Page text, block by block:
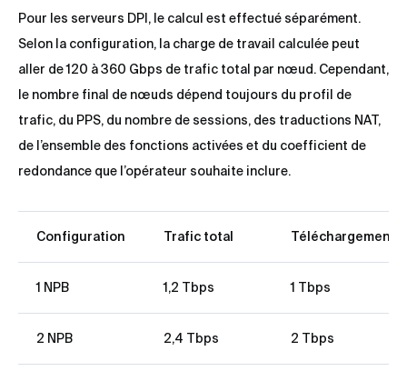
Pour les serveurs DPI, le calcul est effectué séparément.
Selon la configuration, la charge de travail calculée peut
aller de 120 à 360 Gbps de trafic total par nœud. Cependant,
le nombre final de nœuds dépend toujours du profil de
trafic, du PPS, du nombre de sessions, des traductions NAT,
de l’ensemble des fonctions activées et du coefficient de
redondance que l’opérateur souhaite inclure.
Configuration Trafic total Téléchargement
1 NPB 1,2 Tbps 1 Tbps
2 NPB 2,4 Tbps 2 Tbps